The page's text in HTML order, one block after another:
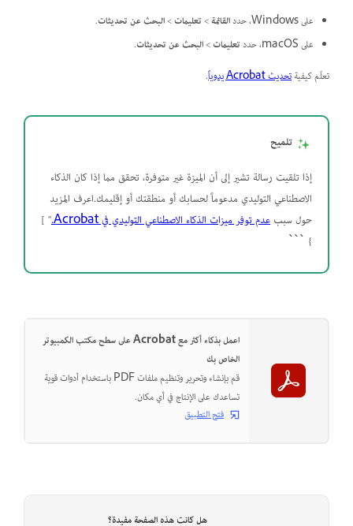
على Windows، حدد
القائمة>تعليمات>البحث عن تحديثات.
على macOS، حدد
تعليمات>البحث عن تحديثات.
تعلّم كيفيةتحديث Acrobat يدوياً .
تلميح
إذا تلقيت رسالة تشير إلى أن الميزة غير متوفرة، تحقق مما إذا كان الذكاء
الاصطناعي التوليدي مدعوماً لحسابك أو منطقتك أو إقليمك.اعرف المزيد
حول سببعدم توفر ميزات الذكاء الاصطناعي التوليدي في Acrobat.
" ]
} ```
اعمل بذكاء أكثر مع Acrobat على سطح مكتب الكمبيوتر
الخاص بك
قم بإنشاء وتحرير وتنظيم ملفات PDF باستخدام أدوات قوية
تساعدك على الإنتاج في أي مكان.
فتح التطبيق
هل كانت هذه الصفحة مفيدة؟